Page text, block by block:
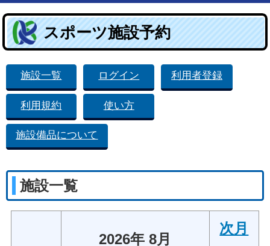
スポーツ施設予約
施設一覧 ログイン 利用者登録
利用規約 使い方
施設備品について
施設一覧
2026年 8月
次月